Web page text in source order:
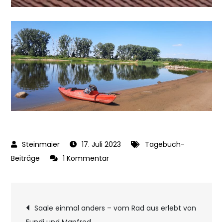
17. Juli 2023
Tagebuch-
Beiträge
1 Kommentarzu
der
Saale einmal anders – vom Rad aus erlebt von